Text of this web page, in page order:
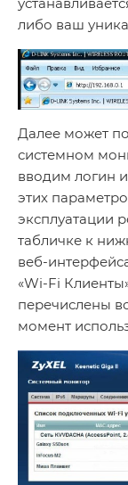
либо ваш
Далее может
системном
вводим логин
этих
эксплуатации
табличке к
веб-
«Wi-Fi
перечислены
момент